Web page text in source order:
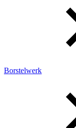
Borstelwerk